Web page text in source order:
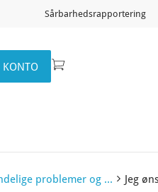
Sårbarhedsrapportering
KONTO
problemer og ... Jeg